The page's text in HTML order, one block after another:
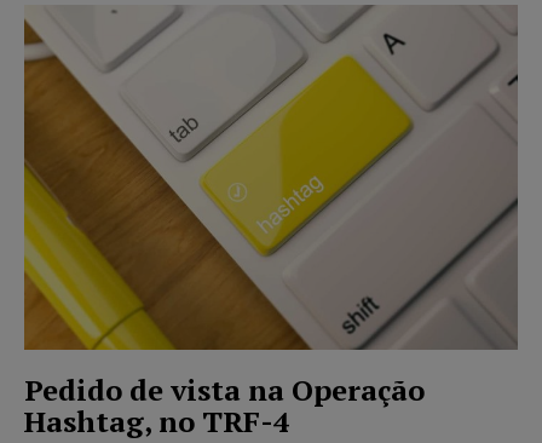
Pedido de vista na Operação
Hashtag, no TRF-4